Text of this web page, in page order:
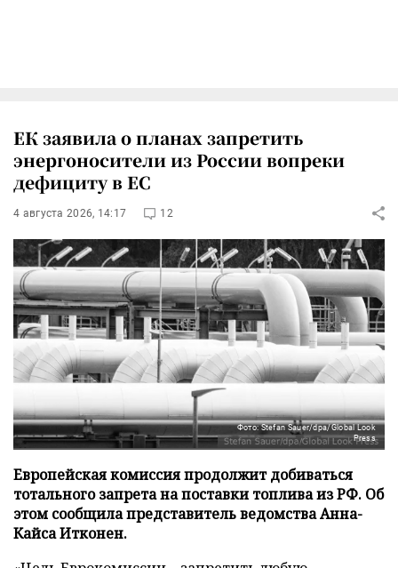
ЕК заявила о планах запретить
энергоносители из России вопреки
дефициту в ЕС
4 августа 2026, 14:17 12
Фото: Stefan Sauer/dpa/Global Look
Press
Европейская комиссия продолжит добиваться
тотального запрета на поставки топлива из РФ. Об
этом сообщила представитель ведомства Анна-
Кайса Итконен.